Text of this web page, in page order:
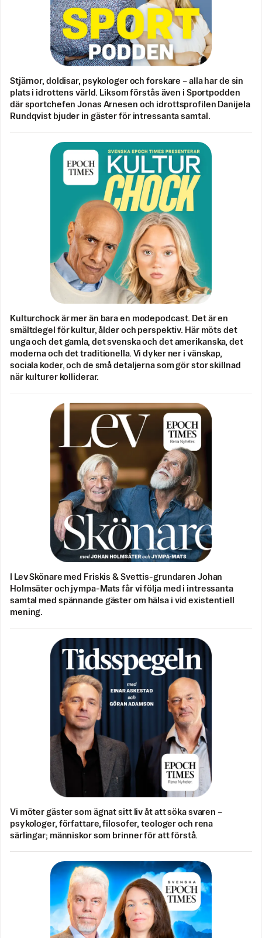
Stjärnor, doldisar, psykologer och forskare – alla har de sin
plats i idrottens värld. Liksom förstås även i Sportpodden
där sportchefen Jonas Arnesen och idrottsprofilen Danijela
Rundqvist bjuder in gäster för intressanta samtal.
Kulturchock är mer än bara en modepodcast. Det är en
smältdegel för kultur, ålder och perspektiv. Här möts det
unga och det gamla, det svenska och det amerikanska, det
moderna och det traditionella. Vi dyker ner i vänskap,
sociala koder, och de små detaljerna som gör stor skillnad
när kulturer kolliderar.
I Lev Skönare med Friskis & Svettis-grundaren Johan
Holmsäter och jympa-Mats får vi följa med i intressanta
samtal med spännande gäster om hälsa i vid existentiell
mening.
Vi möter gäster som ägnat sitt liv åt att söka svaren –
psykologer, författare, filosofer, teologer och rena
särlingar; människor som brinner för att förstå.